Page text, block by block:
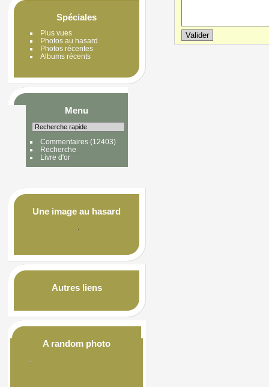
Spéciales
Plus vues
Photos au hasard
Photos récentes
Albums récents
Menu
Commentaires(12403)
Recherche
Livre d'or
Une image au hasard
Autres liens
A random photo